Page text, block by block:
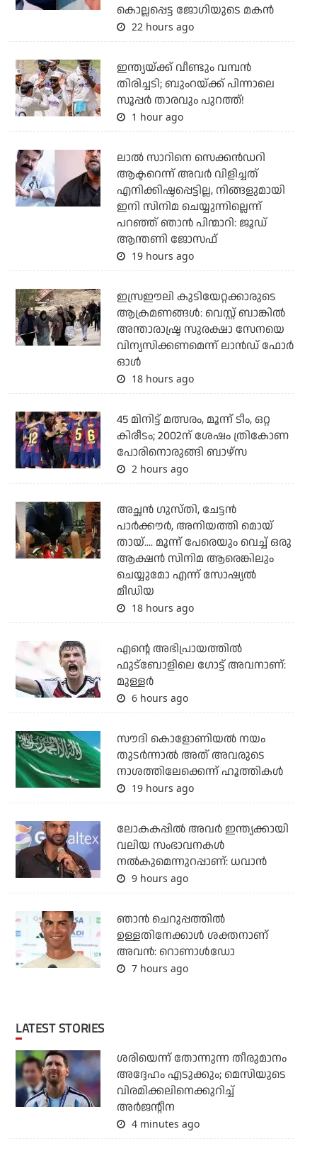
കൊല്ലപ്പെട്ട ജോഗിയുടെ മകന്‍
22 hours ago
ഇന്ത്യയ്ക്ക് വീണ്ടും വമ്പന്‍
തിരിച്ചടി; ബുംറയ്ക്ക് പിന്നാലെ
സൂപ്പര്‍ താരവും പുറത്ത്!
1 hour ago
ലാല്‍ സാറിനെ സെക്കന്‍ഡറി
ആക്ടറെന്ന് അവര്‍ വിളിച്ചത്
എനിക്കിഷ്ടപ്പെട്ടില്ല, നിങ്ങളുമായി
ഇനി സിനിമ ചെയ്യുന്നില്ലെന്ന്
പറഞ്ഞ് ഞാന്‍ പിന്മാറി: ജൂഡ്
ആന്തണി ജോസഫ്
19 hours ago
ഇസ്രഈലി കുടിയേറ്റക്കാരുടെ
ആക്രമണങ്ങള്‍: വെസ്റ്റ് ബാങ്കില്‍
അന്താരാഷ്ട്ര സുരക്ഷാ സേനയെ
വിന്യസിക്കണമെന്ന് ലാന്‍ഡ് ഫോര്‍
ഓള്‍
18 hours ago
45 മിനിട്ട് മത്സരം, മൂന്ന് ടീം, ഒറ്റ
കിരീടം; 2002ന് ശേഷം ത്രികോണ
പോരിനൊരുങ്ങി ബാഴ്‌സ
2 hours ago
അച്ഛന്‍ ഗുസ്തി, ചേട്ടന്‍
പാര്‍ക്കൗര്‍, അനിയത്തി മൊയ്
തായ്.... മൂന്ന് പേരെയും വെച്ച് ഒരു
ആക്ഷന്‍ സിനിമ ആരെങ്കിലും
ചെയ്യുമോ എന്ന് സോഷ്യല്‍
മീഡിയ
18 hours ago
എന്റെ അഭിപ്രായത്തില്‍
ഫുട്‌ബോളിലെ ഗോട്ട് അവനാണ്:
മുള്ളര്‍
6 hours ago
സൗദി കൊളോണിയല്‍ നയം
തുടര്‍ന്നാല്‍ അത് അവരുടെ
നാശത്തിലേക്കെന്ന് ഹൂത്തികള്‍
19 hours ago
ലോകകപ്പിൽ അവര്‍ ഇന്ത്യക്കായി
വലിയ സംഭാവനകള്‍
നല്‍കുമെന്നുറപ്പാണ്: ധവാന്‍
9 hours ago
ഞാന്‍ ചെറുപ്പത്തില്‍
ഉള്ളതിനേക്കാള്‍ ശക്തനാണ്
അവന്‍: റൊണാള്‍ഡോ
7 hours ago
LATEST STORIES
ശരിയെന്ന് തോന്നുന്ന തീരുമാനം
അദ്ദേഹം എടുക്കും; മെസിയുടെ
വിരമിക്കലിനെക്കുറിച്ച്
അര്‍ജന്റീന
4 minutes ago